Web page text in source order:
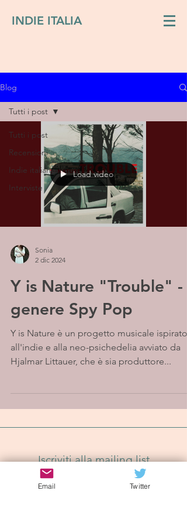
INDIE ITALIA
Blog
Tutti i post
Recensioni
Indie italiano
Interviste
Tutti i post
Load video
Sonia
2 dic 2024
Y is Nature "Trouble" - Il
genere Spy Pop
Y is Nature è un progetto musicale ispirato
all'indie e alla neo-psichedelia avviato da
Hjalmar Littauer, che è sia produttore...
Iscriviti alla mailing list
Email Twitter